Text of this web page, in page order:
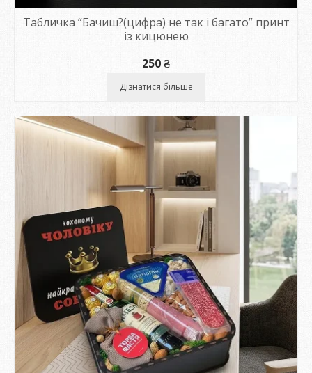
Табличка “Бачиш?(цифра) не так і багато” принт
із кицюнею
250₴
Дізнатися більше